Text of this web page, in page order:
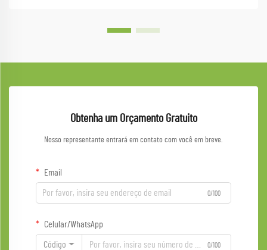
Obtenha um Orçamento Gratuito
Nosso representante entrará em contato com você em breve.
Email
0/100
Celular/WhatsApp
Código 0/100